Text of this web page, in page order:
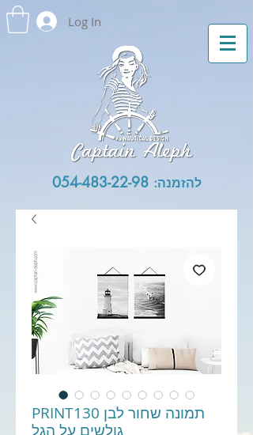
להזמנה: 054-483-22-98
Log In
PRINT130 תמונה שחור לבן
גולשים על הגל